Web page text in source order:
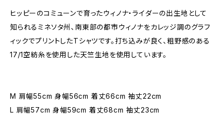
ヒッピーのコミューンで育ったウィノナ・ライダーの出生地として
知られるミネソタ州、南東部の都市ウィノナをカレッジ調のグラフ
ィックでプリントしたTシャツです。打ち込みが良く、粗野感のある
17/1空紡糸を使用した天竺生地を使用しています。
M 肩幅55cm 身幅56cm 着丈66cm 袖丈22cm
L 肩幅57cm 身幅59cm 着丈68cm 袖丈23cm